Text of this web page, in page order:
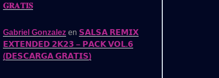
𝐆𝐑𝐀𝐓𝐈𝐒
Gabriel Gonzalez en 𝗦𝗔𝗟𝗦𝗔 𝗥𝗘𝗠𝗜𝗫
𝗘𝗫𝗧𝗘𝗡𝗗𝗘𝗗 𝟮𝗞𝟮𝟯 – 𝗣𝗔𝗖𝗞 𝗩𝗢𝗟.𝟲
(𝗗𝗘𝗦𝗖𝗔𝗥𝗚𝗔 𝗚𝗥𝗔𝗧𝗜𝗦)